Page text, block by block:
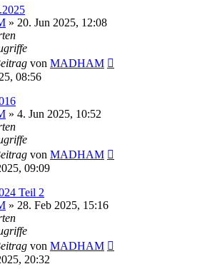
» 20. Jun 2025, 12:08
von MADHAM
08:56
» 4. Jun 2025, 10:52
von MADHAM
09:09
Teil 2
» 28. Feb 2025, 15:16
von MADHAM
20:32